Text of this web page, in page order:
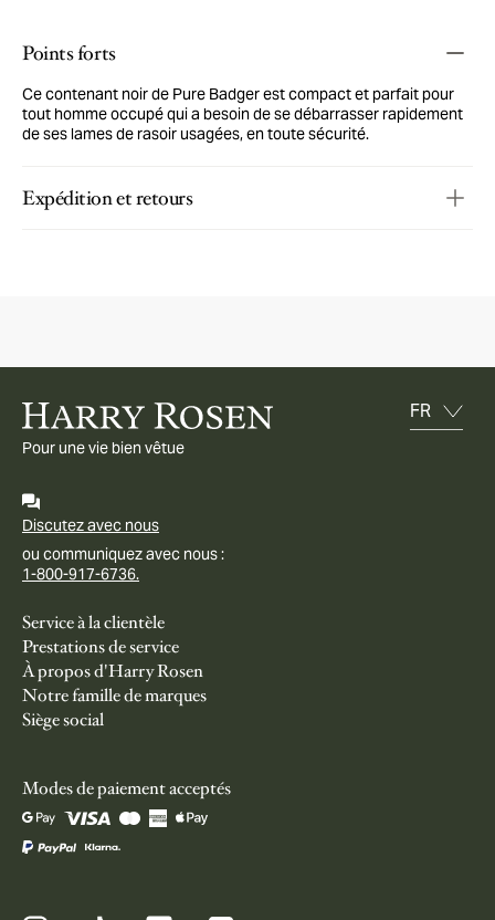
Points forts
Ce contenant noir de Pure Badger est compact et parfait pour
tout homme occupé qui a besoin de se débarrasser rapidement
de ses lames de rasoir usagées, en toute sécurité.
Expédition et retours
Pour une vie bien vêtue
Discutez avec nous
ou communiquez avec nous :
1-800-917-6736.
Service à la clientèle
Prestations de service
À propos d'Harry Rosen
Notre famille de marques
Siège social
Modes de paiement acceptés